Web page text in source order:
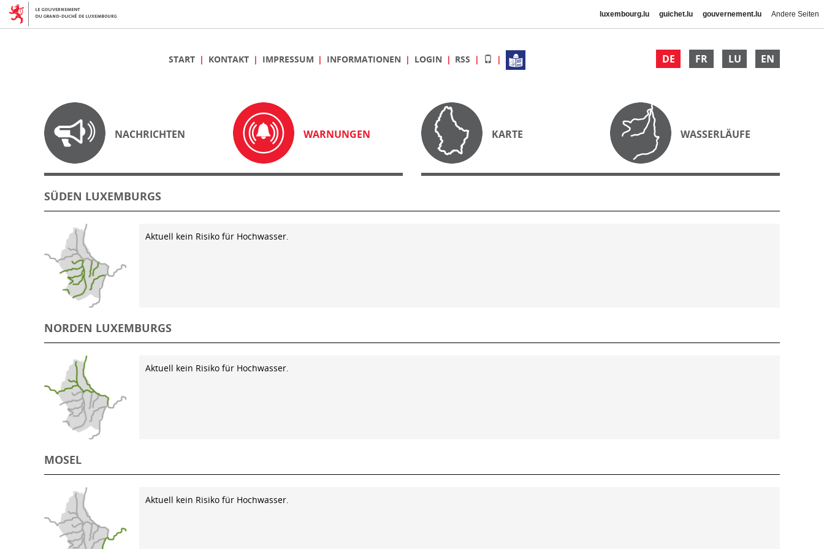
luxembourg.lu guichet.lu gouvernement.lu Andere Seiten
DE FR LU EN
START KONTAKT IMPRESSUM INFORMATIONEN LOGIN RSS
NACHRICHTEN WARNUNGEN KARTE WASSERLÄUFE
SÜDEN LUXEMBURGS
Aktuell kein Risiko für Hochwasser.
NORDEN LUXEMBURGS
Aktuell kein Risiko für Hochwasser.
MOSEL
Aktuell kein Risiko für Hochwasser.